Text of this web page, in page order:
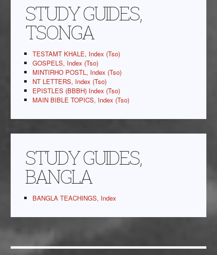
STUDY GUIDES,
TSONGA
TESTAMT KHALE, Index (Tso)
GOSPELS, Index (Tso)
MINTIRHO POSTL, Index (Tso)
NT LETTERS, Index (Tso)
EPISTLES (BBBH) Index (Tso)
MAIN BIBLE TOPICS, Index (Tso)
STUDY GUIDES,
BANGLA
BANGLA TEACHINGS, Index